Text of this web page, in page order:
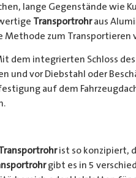
lange Gegenstände wie
Transportrohraus
zum Transportieren
dem integrierten Schloss des
und vor Diebstahl oder
auf dem
ist so konzipiert,
gibt es in 5